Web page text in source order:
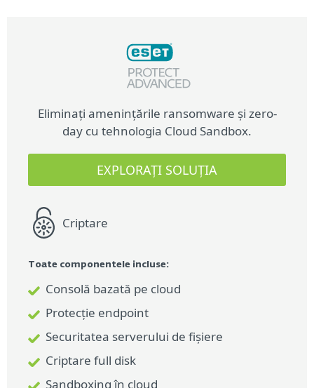
Eliminați amenințările ransomware și zero-
day cu tehnologia Cloud Sandbox.
EXPLORAȚI SOLUȚIA
Criptare
Toate componentele incluse:
Consolă bazată pe cloud
Protecție endpoint
Securitatea serverului de fișiere
Criptare full disk
Sandboxing în cloud
Protecție endpoint multistratificată și aplicații
cloud securizate
EXPLORAȚI SOLUȚIA
Criptare
Toate componentele incluse:
Consolă bazată pe cloud
Protecție endpoint
Securitatea serverului de fișiere
Criptare full disk
Sandboxing în cloud